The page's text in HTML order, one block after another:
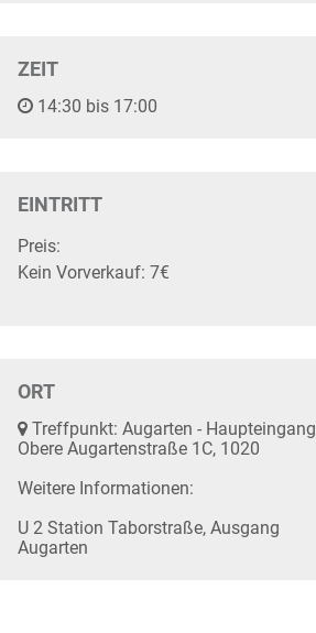
ZEIT
14:30 bis 17:00
EINTRITT
Preis:
Kein Vorverkauf: 7€
ORT
Treffpunkt: Augarten - Haupteingang
Obere Augartenstraße 1C, 1020
Weitere Informationen:
U 2 Station Taborstraße, Ausgang
Augarten